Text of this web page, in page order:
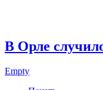
В Орле
Empty